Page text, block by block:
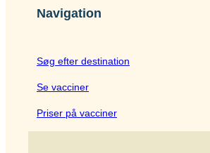
Navigation
Søg efter destination
Se vacciner
Priser på vacciner